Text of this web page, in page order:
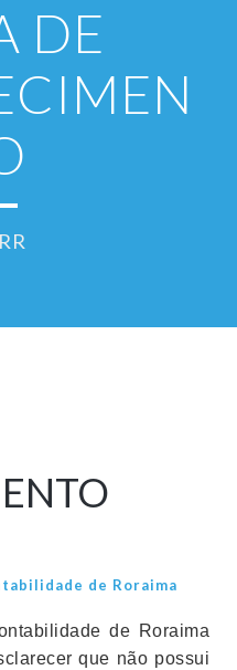
DE
de Roraima
de Roraima
que não possui